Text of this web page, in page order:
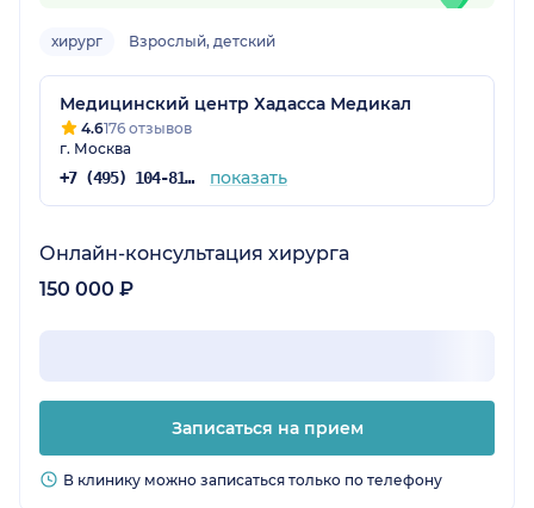
хирург Взрослый, детский
Медицинский центр Хадасса Медикал
4.6176 отзывов
г. Москва
+7 (495) 104-81-22 показать
Онлайн-консультация хирурга
150 000 ₽
Записаться на прием
В клинику можно записаться только по телефону